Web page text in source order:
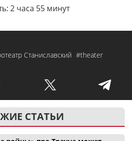
2 часа 55 минут
Станиславский #theater
СТАТЬИ